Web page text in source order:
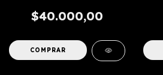
$40.000,00
COMPRAR